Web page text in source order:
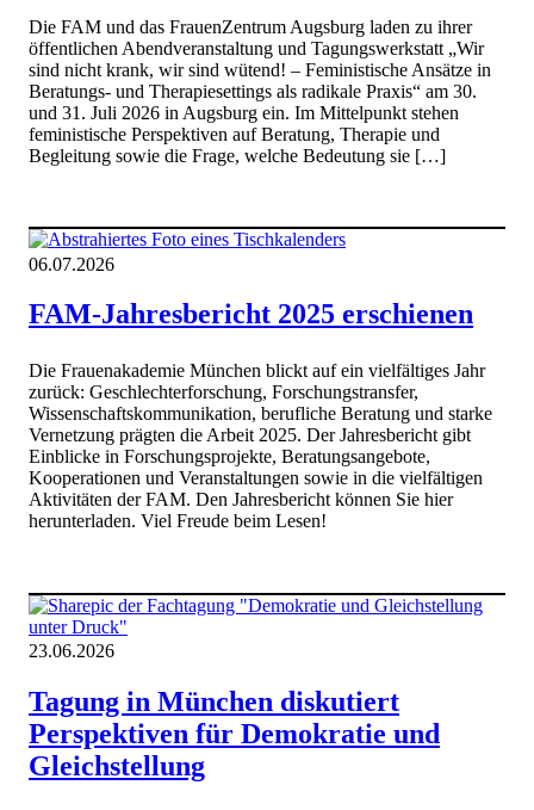
Die FAM und das FrauenZentrum Augsburg laden zu ihrer
öffentlichen Abendveranstaltung und Tagungswerkstatt „Wir
sind nicht krank, wir sind wütend! – Feministische Ansätze in
Beratungs- und Therapiesettings als radikale Praxis“ am 30.
und 31. Juli 2026 in Augsburg ein. Im Mittelpunkt stehen
feministische Perspektiven auf Beratung, Therapie und
Begleitung sowie die Frage, welche Bedeutung sie […]
06.07.2026
FAM-Jahresbericht 2025 erschienen
Die Frauenakademie München blickt auf ein vielfältiges Jahr
zurück: Geschlechterforschung, Forschungstransfer,
Wissenschaftskommunikation, berufliche Beratung und starke
Vernetzung prägten die Arbeit 2025. Der Jahresbericht gibt
Einblicke in Forschungsprojekte, Beratungsangebote,
Kooperationen und Veranstaltungen sowie in die vielfältigen
Aktivitäten der FAM. Den Jahresbericht können Sie hier
herunterladen. Viel Freude beim Lesen!
23.06.2026
Tagung in München diskutiert
Perspektiven für Demokratie und
Gleichstellung